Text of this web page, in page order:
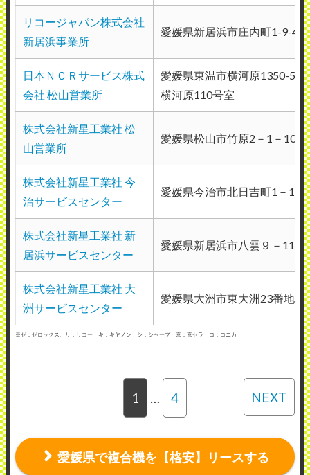
リコージャパン株式会社
新居浜事業所
愛媛県新居浜市庄内町1-9-4
日本ＮＣＲサービス株式
会社 松山営業所
愛媛県東温市横河原1350-5
横河原110号室
株式会社新星工業社 松
山営業所
愛媛県松山市竹原2－1－10
株式会社新星工業社 今
治サービスセンター
愛媛県今治市北日吉町1－17
株式会社新星工業社 新
居浜サービスセンター
愛媛県新居浜市八雲９－114
株式会社新星工業社 大
洲サービスセンター
愛媛県大洲市東大洲23番地
※ゼ：ゼロックス、リ：リコー キ：キヤノン シ：シャープ 京：京セラ コ：コニカ
1 … 4 NEXT
愛媛県で複合機を【格安】リースする